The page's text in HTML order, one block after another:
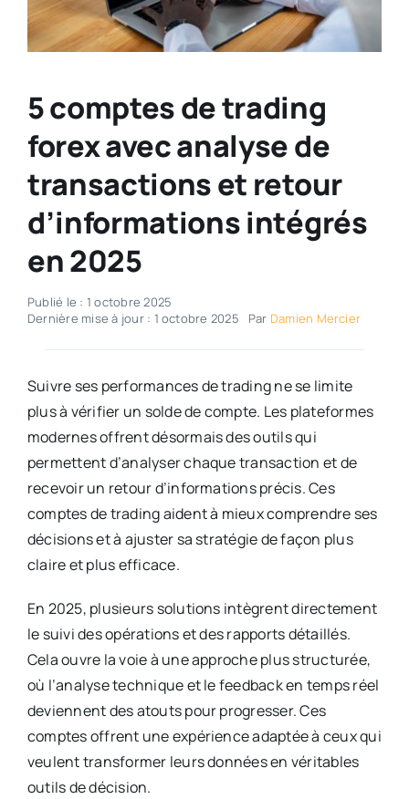
5 comptes de trading
forex avec analyse de
transactions et retour
d’informations intégrés
en 2025
Publié le : 1 octobre 2025
Dernière mise à jour : 1 octobre 2025
Par Damien Mercier
Suivre ses performances de trading ne se limite
plus à vérifier un solde de compte. Les plateformes
modernes offrent désormais des outils qui
permettent d’analyser chaque transaction et de
recevoir un retour d’informations précis. Ces
comptes de trading aident à mieux comprendre ses
décisions et à ajuster sa stratégie de façon plus
claire et plus efficace.
En 2025, plusieurs solutions intègrent directement
le suivi des opérations et des rapports détaillés.
Cela ouvre la voie à une approche plus structurée,
où l’analyse technique et le feedback en temps réel
deviennent des atouts pour progresser. Ces
comptes offrent une expérience adaptée à ceux qui
veulent transformer leurs données en véritables
outils de décision.